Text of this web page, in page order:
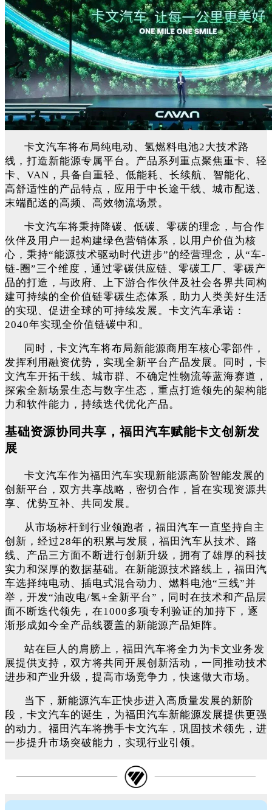
卡文汽车将布局纯电动、氢燃料电池2大技术路
线，打造新能源专属平台。产品系列重点聚焦重卡、轻
卡、VAN，具备自重轻、低能耗、长续航、智能化、
高舒适性的产品特点，应用于中长途干线、城市配送、
末端配送的高频、高效物流场景。
卡文汽车将秉持降碳、低碳、零碳的理念，与合作
伙伴及用户一起构建绿色营销体系，以用户价值为核
心，秉持“能源技术驱动时代进步”的经营理念，从“车-
链-圈”三个维度，通过零碳供应链、零碳工厂、零碳产
品的打造，与政府、上下游合作伙伴及社会各界共同构
建可持续的全价值链零碳生态体系，助力人类美好生活
的实现、促进全球的可持续发展。卡文汽车承诺：
2040年实现全价值链碳中和。
同时，卡文汽车将布局新能源商用车核心零部件，
发挥利用融资优势，实现全新平台产品发展。同时，卡
文汽车开拓干线、城市群、不确定性物流等蓝海赛道，
探索全新场景生态与数字生态，重点打造领先的架构能
力和软件能力，持续迭代优化产品。
基础资源协同共享，福田汽车赋能卡文创新发
展
卡文汽车作为福田汽车实现新能源高阶智能发展的
创新平台，双方共享战略，密切合作，旨在实现资源共
享、优势互补、共同发展。
从市场标杆到行业领跑者，福田汽车一直坚持自主
创新，经过28年的积累与发展，福田汽车从技术、路
线、产品三方面不断进行创新升级，拥有了雄厚的科技
实力和深厚的数据基础。在新能源技术路线上，福田汽
车选择纯电动、插电式混合动力、燃料电池“三线”并
举，开发“油改电/氢+全新平台”，同时在技术和产品层
面不断迭代领先，在1000多项专利验证的加持下，逐
渐形成如今全产品线覆盖的新能源产品矩阵。
站在巨人的肩膀上，福田汽车将全力为卡文业务发
展提供支持，双方将共同开展创新活动，一同推动技术
进步和产业升级，提高市场竞争力，快速做大市场。
当下，新能源汽车正快步进入高质量发展的新阶
段，卡文汽车的诞生，为福田汽车新能源发展提供更强
的动力。福田汽车将携手卡文汽车，巩固技术领先，进
一步提升市场突破能力，实现行业引领。